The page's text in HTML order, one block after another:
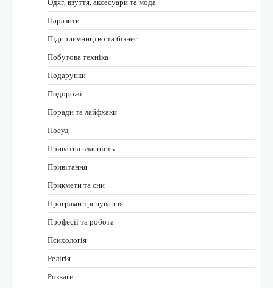
Паразити
Підприємництво та бізнес
Побутова техніка
Подарунки
Подорожі
Поради та лайфхаки
Посуд
Приватна власність
Привітання
Прикмети та сни
Програми тренування
Професії та робота
Психологія
Релігія
Розваги